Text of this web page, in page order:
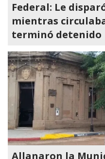
Federal: Le
mientras
terminó detenido
Allanaron la